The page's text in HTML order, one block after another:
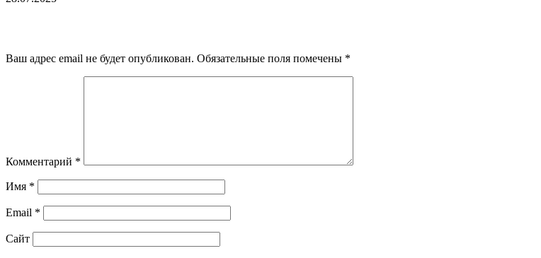
Ваш адрес email не будет опубликован. Обязательные поля помечены *
Комментарий *
Имя *
Email *
Сайт